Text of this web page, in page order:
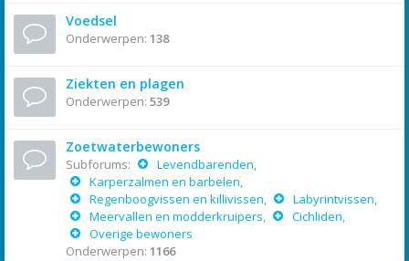
Voedsel
Onderwerpen: 138
Ziekten en plagen
Onderwerpen: 539
Zoetwaterbewoners
Subforums: Levendbarenden,
Karperzalmen en barbelen,
Regenboogvissen en killivissen, Labyrintvissen,
Meervallen en modderkruipers, Cichliden,
Overige bewoners
Onderwerpen: 1166